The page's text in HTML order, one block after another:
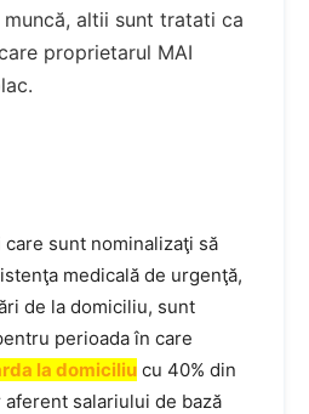
altii sunt tratati ca
proprietarul MAI
care sunt nominalizaţi să
medicală de urgenţă,
de la domiciliu, sunt
perioada în care
la domiciliu cu 40% din
salariului de bază